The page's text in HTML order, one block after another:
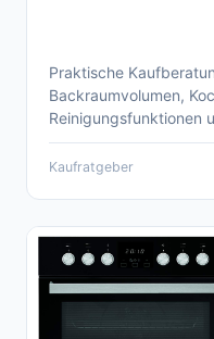
Herdset-
Kombi-Sets im
Praktische
Backraumvolumen,
Reinigungsfunktionen
Kaufratgeber